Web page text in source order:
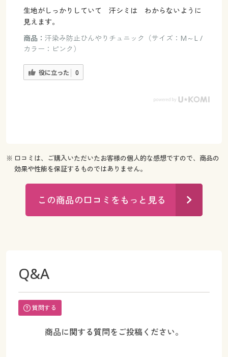
生地がしっかりしていて 汗シミは わからないように
見えます。
商品： 汗染み防止ひんやりチュニック（サイズ：M～L /
カラー：ピンク）
役に立った 0
※ 口コミは、ご購入いただいたお客様の個人的な感想ですので、商品の
効果や性能を保証するものではありません。
この商品の口コミをもっと見る
Q&A
質問する
商品に関する質問をご投稿ください。